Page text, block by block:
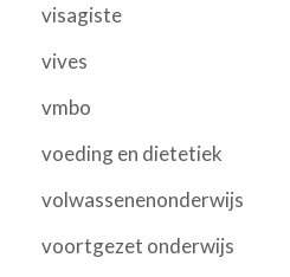
visagiste
vives
vmbo
voeding en dietetiek
volwassenenonderwijs
voortgezet onderwijs